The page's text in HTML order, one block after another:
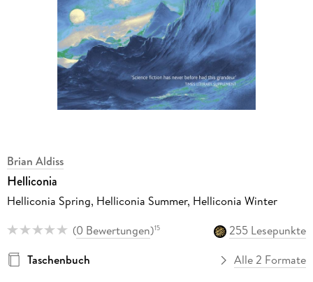
Brian Aldiss
Helliconia
Helliconia Spring, Helliconia Summer, Helliconia Winter
(0 Bewertungen)15
255 Lesepunkte
Taschenbuch
Alle 2 Formate